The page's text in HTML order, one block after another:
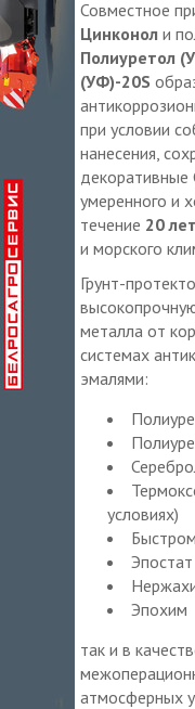
Совместное
Цинконол и
Полиуретол
(УФ)-20S
при условии
нанесения,
декоративные
умеренного и
течение 20 лет
и морского
Грунт-
металла от
системах
эмалями:
условиях)
Эпостат
Эпохим
так и в
атмосферных